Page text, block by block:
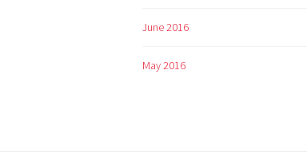
June 2016
May 2016